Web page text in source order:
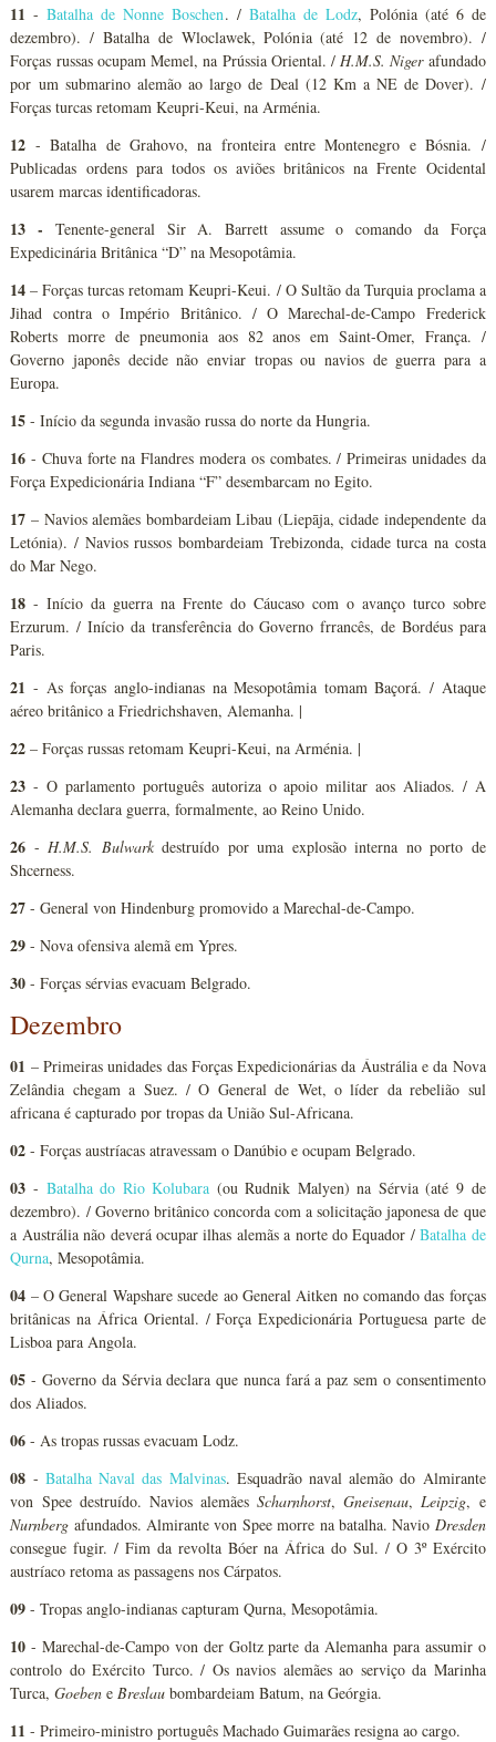
11 -Batalha de Nonne Boschen. / Batalha de Lodz, Polónia (até 6 de
dezembro). / Batalha de Wloclawek, Polónia (até 12 de novembro). /
Forças russas ocupam Memel, na Prússia Oriental. / H.M.S. Nigerafundado
por um submarino alemão ao largo de Deal (12 Km a NE de Dover). /
Forças turcas retomam Keupri-Keui, na Arménia.
12 - Batalha de Grahovo, na fronteira entre Montenegro e Bósnia. /
Publicadas ordens para todos os aviões britânicos na Frente Ocidental
usarem marcas identificadoras.
13 - Tenente-general Sir A. Barrett assume o comando da Força
Expedicinária Britânica “D” na Mesopotâmia.
14 – Forças turcas retomam Keupri-Keui. / O Sultão da Turquia proclama a
Jihad contra o Império Britânico. / O Marechal-de-Campo Frederick
Roberts morre de pneumonia aos 82 anos em Saint-Omer, França. /
Governo japonês decide não enviar tropas ou navios de guerra para a
Europa.
15 - Início da segunda invasão russa do norte da Hungria.
16 - Chuva forte na Flandres modera os combates. / Primeiras unidades da
Força Expedicionária Indiana “F” desembarcam no Egito.
17 – Navios alemães bombardeiam Libau (Liepāja, cidade independente da
Letónia). / Navios russos bombardeiam Trebizonda, cidade turca na costa
do Mar Nego.
18 - Início da guerra na Frente do Cáucaso com o avanço turco sobre
Erzurum. / Início da transferência do Governo frrancês, de Bordéus para
Paris.
21 - As forças anglo-indianas na Mesopotâmia tomam Baçorá. / Ataque
aéreo britânico a Friedrichshaven, Alemanha. |
22 – Forças russas retomam Keupri-Keui, na Arménia. |
23 - O parlamento português autoriza o apoio militar aos Aliados. / A
Alemanha declara guerra, formalmente, ao Reino Unido.
26 - H.M.S. Bulwarkdestruído por uma explosão interna no porto de
Shcerness.
27 - General von Hindenburg promovido a Marechal-de-Campo.
29 - Nova ofensiva alemã em Ypres.
30 - Forças sérvias evacuam Belgrado.
Dezembro
01 – Primeiras unidades das Forças Expedicionárias da Áustrália e da Nova
Zelândia chegam a Suez. / O General de Wet, o líder da rebelião sul
africana é capturado por tropas da União Sul-Africana.
02 - Forças austríacas atravessam o Danúbio e ocupam Belgrado.
03 - Batalha do Rio Kolubara (ou Rudnik Malyen) na Sérvia (até 9 de
dezembro). / Governo britânico concorda com a solicitação japonesa de que
a Austrália não deverá ocupar ilhas alemãs a norte do Equador /Batalha de
Qurna, Mesopotâmia.
04 – O General Wapshare sucede ao General Aitken no comando das forças
britânicas na África Oriental. / Força Expedicionária Portuguesa parte de
Lisboa para Angola.
05 - Governo da Sérvia declara que nunca fará a paz sem o consentimento
dos Aliados.
06 - As tropas russas evacuam Lodz.
08 - Batalha Naval das Malvinas. Esquadrão naval alemão do Almirante
von Spee destruído. Navios alemãesScharnhorst,Gneisenau, Leipzig, e
Nurnberg afundados. Almirante von Spee morre na batalha. Navio Dresden
consegue fugir. / Fim da revolta Bóer na África do Sul. / O 3º Exército
austríaco retoma as passagens nos Cárpatos.
09 - Tropas anglo-indianas capturam Qurna, Mesopotâmia.
10 - Marechal-de-Campo von der Goltz parte da Alemanha para assumir o
controlo do Exército Turco. / Os navios alemães ao serviço da Marinha
Turca,Goeben e Breslau bombardeiam Batum, na Geórgia.
11 - Primeiro-ministro português Machado Guimarães resigna ao cargo.